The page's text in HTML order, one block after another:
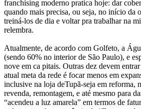
franchising moderno pratica hoje: dar
quando mais precisa, ou seja, no início da
treiná-los de dia e voltar pra trabalhar na
relembra.
Atualmente, de acordo com Golfeto, a
(sendo 60% no interior de São Paulo), e
nove em ca pitais. Outras dez devem
atual meta da rede é focar menos em
inclusive na loja deTupã-seja em reforma,
revenda, remontagem, e até mesmo para
“acendeu a luz amarela” em termos de